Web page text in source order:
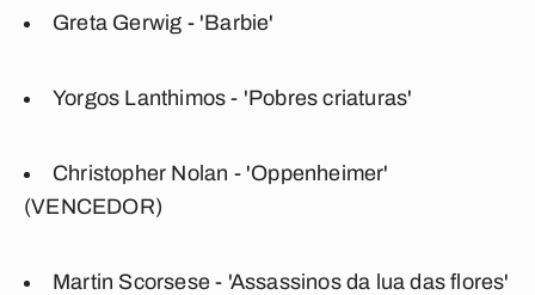
Greta Gerwig - 'Barbie'
Yorgos Lanthimos - 'Pobres criaturas'
Christopher Nolan - 'Oppenheimer'
(VENCEDOR)
Martin Scorsese - 'Assassinos da lua das flores'